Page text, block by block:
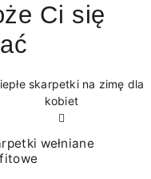
Ci się
wełniane